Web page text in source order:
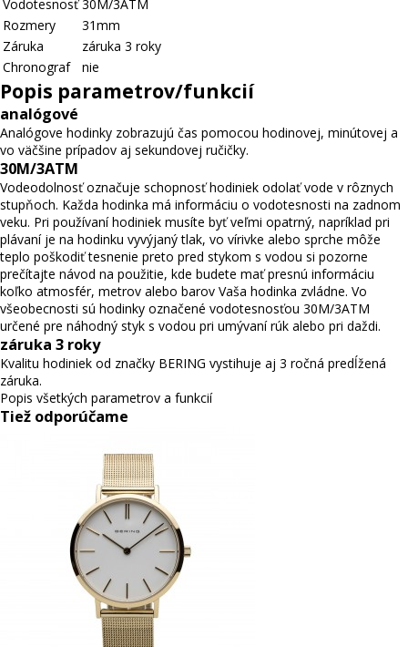
Vodotesnosť 30M/3ATM
Rozmery
31mm
Záruka
záruka 3 roky
Chronograf
nie
Popis parametrov/funkcií
analógové
Analógove hodinky zobrazujú čas pomocou hodinovej, minútovej a
vo väčšine prípadov aj sekundovej ručičky.
30M/3ATM
Vodeodolnosť označuje schopnosť hodiniek odolať vode v rôznych
stupňoch. Každa hodinka má informáciu o vodotesnosti na zadnom
veku. Pri používaní hodiniek musíte byť veľmi opatrný, napríklad pri
plávaní je na hodinku vyvýjaný tlak, vo vírivke alebo sprche môže
teplo poškodiť tesnenie preto pred stykom s vodou si pozorne
prečítajte návod na použitie, kde budete mať presnú informáciu
koľko atmosfér, metrov alebo barov Vaša hodinka zvládne. Vo
všeobecnosti sú hodinky označené vodotesnosťou 30M/3ATM
určené pre náhodný styk s vodou pri umývaní rúk alebo pri daždi.
záruka 3 roky
Kvalitu hodiniek od značky BERING vystihuje aj 3 ročná predĺžená
záruka.
Popis všetkých parametrov a funkcií
Tiež odporúčame